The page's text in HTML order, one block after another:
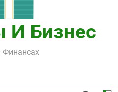
И Бизнес
Финансах